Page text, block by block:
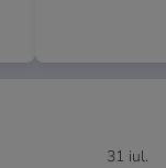
31 iul.